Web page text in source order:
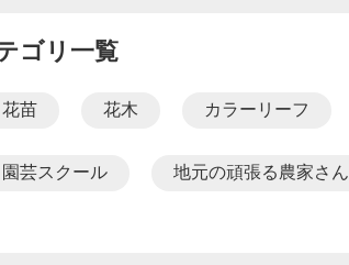
ゴリ一覧
花苗 花木 カラーリーフ
園芸スクール 地元の頑張る農家さん